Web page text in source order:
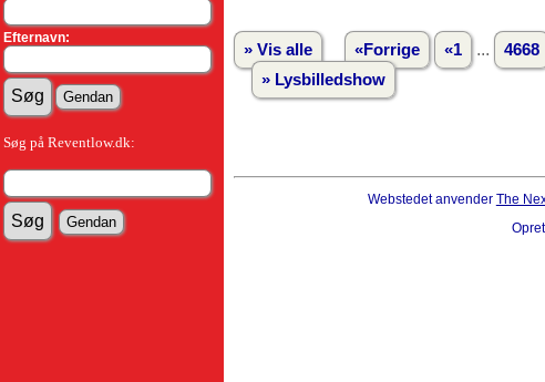
Efternavn:
Søg på Reventlow.dk:
» Vis alle «Forrige «1 ... 4668
» Lysbilledshow
Webstedet anvender The